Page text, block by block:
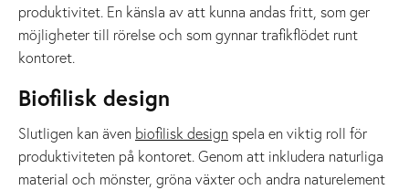
produktivitet. En känsla av att kunna andas fritt, som ger
möjligheter till rörelse och som gynnar trafikflödet runt
kontoret.
Biofilisk design
Slutligen kan även biofilisk designspela en viktig roll för
produktiviteten på kontoret. Genom att inkludera naturliga
material och mönster, gröna växter och andra naturelement